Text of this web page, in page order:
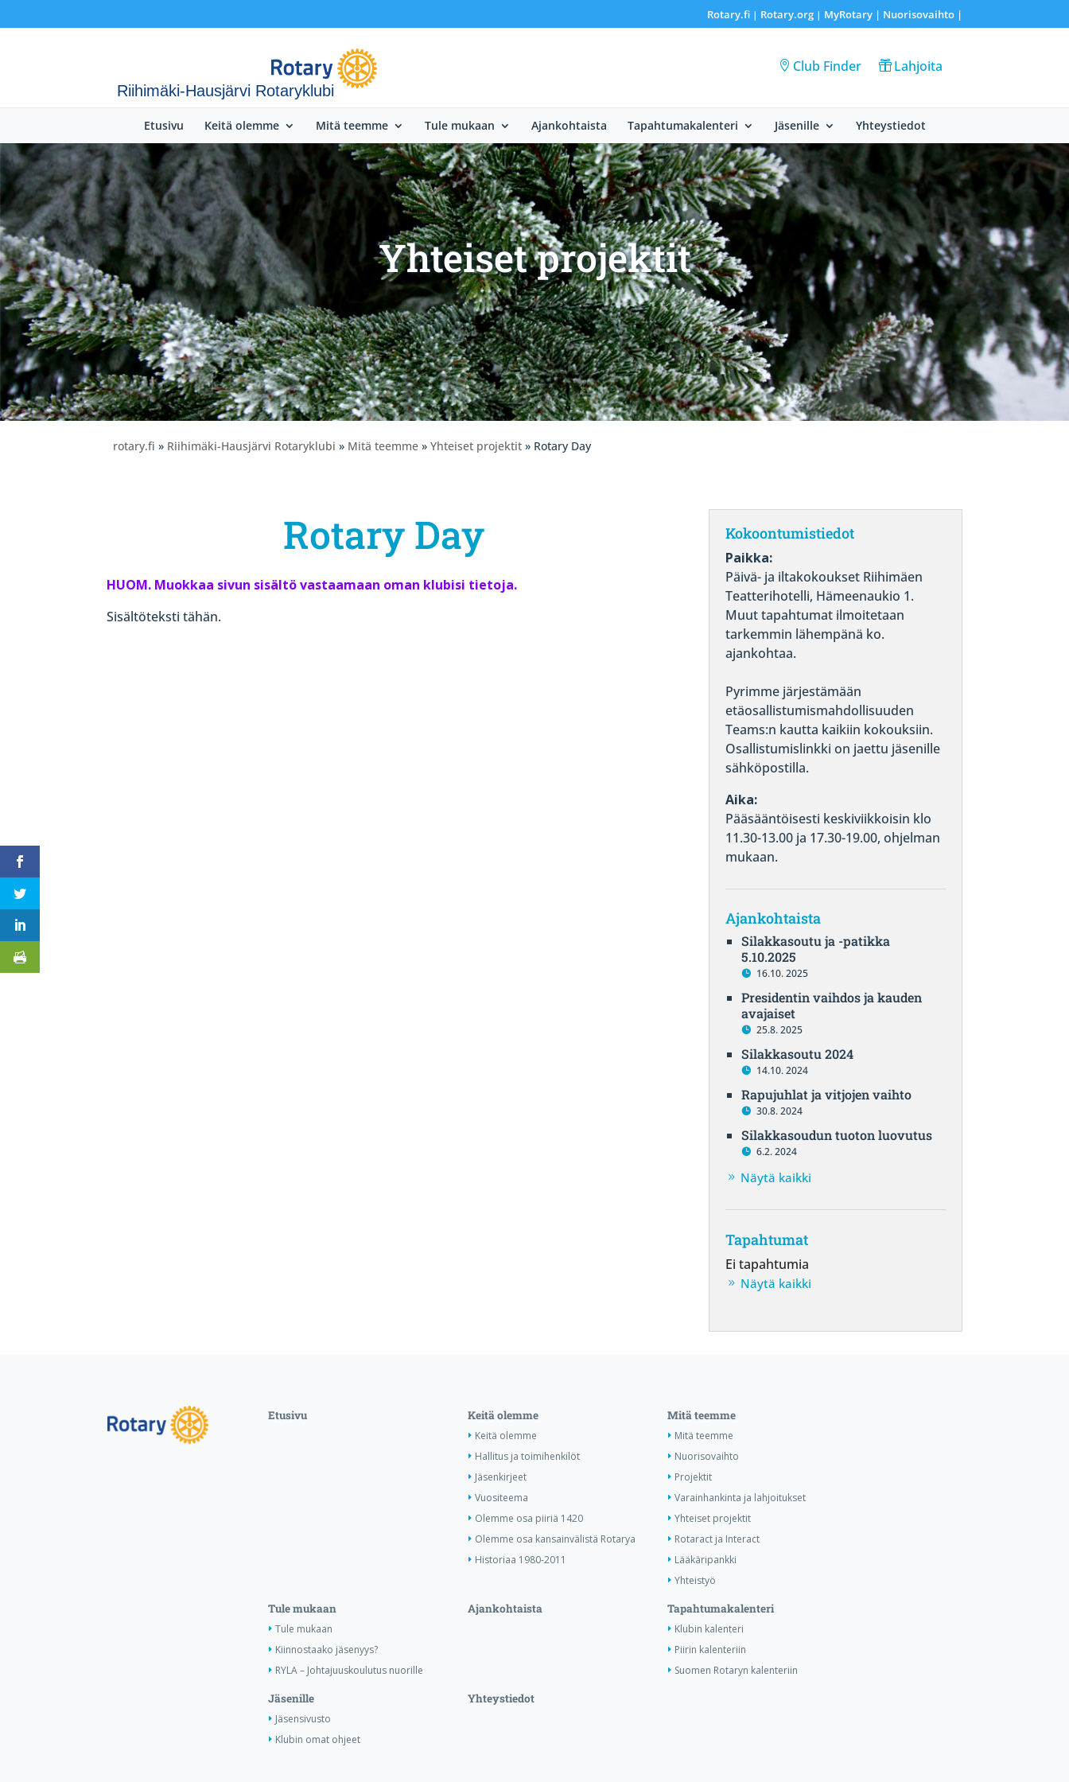
Rotary.fi| Rotary.org| MyRotary | Nuorisovaihto|
Riihimäki-Hausjärvi Rotaryklubi
Club Finder Lahjoita
Etusivu Keitä olemme Mitä teemme Tule mukaan Ajankohtaista Tapahtumakalenteri Jäsenille Yhteystiedot
Yhteiset projektit
rotary.fi » Riihimäki-Hausjärvi Rotaryklubi » Mitä teemme » Yhteiset projektit » Rotary Day
Rotary Day
HUOM. Muokkaa sivun sisältö vastaamaan oman klubisi tietoja.
Sisältöteksti tähän.
Kokoontumistiedot
Paikka:
Päivä- ja iltakokoukset Riihimäen
Teatterihotelli, Hämeenaukio 1.
Muut tapahtumat ilmoitetaan
tarkemmin lähempänä ko.
ajankohtaa.
Pyrimme järjestämään
etäosallistumismahdollisuuden
Teams:n kautta kaikiin kokouksiin.
Osallistumislinkki on jaettu jäsenille
sähköpostilla.
Aika:
Pääsääntöisesti keskiviikkoisin klo
11.30-13.00 ja 17.30-19.00, ohjelman
mukaan.
Ajankohtaista
Silakkasoutu ja -patikka
5.10.2025
16.10. 2025
Presidentin vaihdos ja kauden
avajaiset
25.8. 2025
Silakkasoutu 2024
14.10. 2024
Rapujuhlat ja vitjojen vaihto
30.8. 2024
Silakkasoudun tuoton luovutus
6.2. 2024
Näytä kaikki
Tapahtumat
Ei tapahtumia
Näytä kaikki
Etusivu Keitä olemme
Keitä olemme
Hallitus ja toimihenkilöt
Jäsenkirjeet
Vuositeema
Olemme osa piiriä 1420
Olemme osa kansainvälistä Rotarya
Historiaa 1980-2011
Mitä teemme
Mitä teemme
Nuorisovaihto
Projektit
Varainhankinta ja lahjoitukset
Yhteiset projektit
Rotaract ja Interact
Lääkäripankki
Yhteistyö
Tule mukaan
Tule mukaan
Kiinnostaako jäsenyys?
RYLA – Johtajuuskoulutus nuorille
Ajankohtaista Tapahtumakalenteri
Klubin kalenteri
Piirin kalenteriin
Suomen Rotaryn kalenteriin
Jäsenille
Jäsensivusto
Klubin omat ohjeet
Yhteystiedot